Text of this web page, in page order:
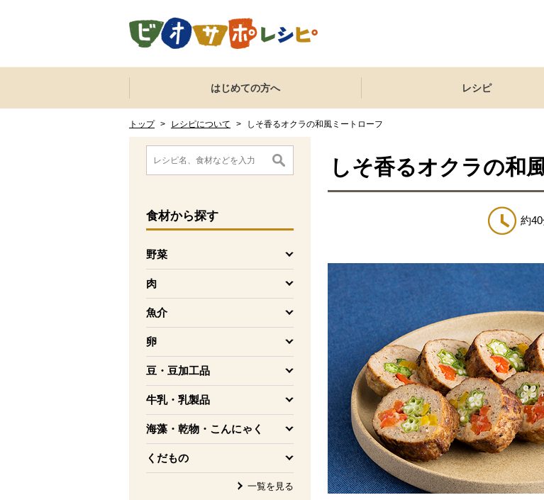
ここからサイト内共通メニューです。
サイト内共通メニューをスキップする
はじめての方へ レシピ
トップ > レシピについて > しそ香るオクラの和風ミートローフ
ここから消費材検索メニューです。
食材から探す
野菜
を開く
肉
を開く
魚介
を開く
卵
を開く
豆・豆加工品
を開く
牛乳・乳製品
を開く
海藻・乾物・こんにゃく
を開く
くだもの
を開く
一覧を見る
消費材検索メニューここまで。
ここから本文です。
しそ香るオクラの和
約